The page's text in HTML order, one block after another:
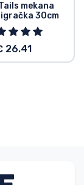
mekana
30cm
26.41